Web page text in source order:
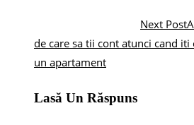
Next Post
de care sa tii cont atunci cand iti
un apartament
Lasă Un Răspuns